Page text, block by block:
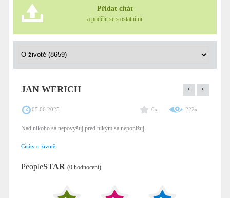
Přidat citát
a podělit se s ostatními
JAN WERICH < >
05.06.2025 0x 222x
Nad nikoho sa nepovyšuj,pred nikým sa neponižuj.
Citáty o životě
PeopleSTAR (0 hodnocení)